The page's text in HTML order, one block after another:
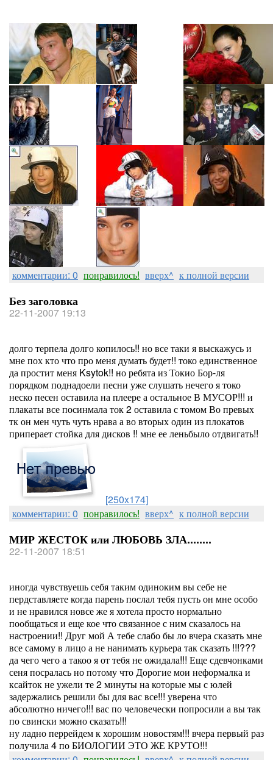
комментарии: 0 понравилось! вверх^ к полной версии
Без заголовка
22-11-2007 19:13
долго терпела долго копилось!! но все таки я выскажусь и
мне пох кто что про меня думать будет!! токо единственное
да простит меня Ksytok!! но ребята из Токио Бор-ля
порядком поднадоели песни уже слушать нечего я токо
неско песен оставила на плеере а остальное В МУСОР!!! и
плакаты все посинмала ток 2 оставила с томом Во превых
тк он мен чуть чуть нрава а во вторых один из плокатов
приперает стойка для дисков !! мне ее леньбыло отдвигать!!
[250x174]
комментарии: 0 понравилось! вверх^ к полной версии
МИР ЖЕСТОК или ЛЮБОВЬ ЗЛА........
22-11-2007 18:51
иногда чувствуешь себя таким одиноким вы себе не
пердставляете когда парень послал тебя пусть он мне особо
и не нравился новсе же я хотела просто нормально
пообщаться и еще кое что связанное с ним сказалось на
настроении!! Друг мой А тебе слабо бы ло вчера сказать мне
все самому в лицо а не нанимать курьера так сказать !!!???
да чего чего а такоо я от тебя не ожидала!!! Еще сдевчонками
сеня посралась но потому что Дорогие мои неформалка и
ксайток не ужели те 2 минуты на которые мы с юлей
задержались решили бы для вас все!!! уверена что
абсолютно ничего!!! вас по человечески попросили а вы так
по свински можно сказать!!!
ну ладно перрейдем к хорошим новостям!!! вчера первый раз
получила 4 по БИОЛОГИИ ЭТО ЖЕ КРУТО!!!